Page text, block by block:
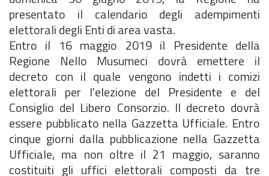
presentato il calendario degli adempimenti
elettorali degli Enti di area vasta.
Entro il 16 maggio 2019 il Presidente della
Regione Nello Musumeci dovrà emettere il
decreto con il quale vengono indetti i comizi
elettorali per l'elezione del Presidente e del
Consiglio del Libero Consorzio. Il decreto dovrà
essere pubblicato nella Gazzetta Ufficiale. Entro
cinque giorni dalla pubblicazione nella Gazzetta
Ufficiale, ma non oltre il 21 maggio, saranno
costituiti gli uffici elettorali composti da tre